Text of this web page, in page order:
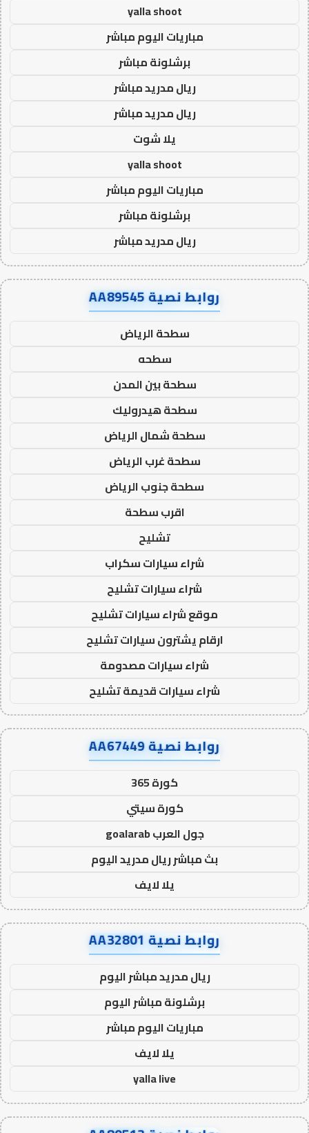
yalla shoot
مباريات اليوم مباشر
برشلونة مباشر
ريال مدريد مباشر
ريال مدريد مباشر
يلا شوت
yalla shoot
مباريات اليوم مباشر
برشلونة مباشر
ريال مدريد مباشر
روابط نصية AA89545
سطحة الرياض
سطحه
سطحة بين المدن
سطحة هيدروليك
سطحة شمال الرياض
سطحة غرب الرياض
سطحة جنوب الرياض
اقرب سطحة
تشليح
شراء سيارات سكراب
شراء سيارات تشليح
موقع شراء سيارات تشليح
ارقام يشترون سيارات تشليح
شراء سيارات مصدومة
شراء سيارات قديمة تشليح
روابط نصية AA67449
كورة 365
كورة سيتي
جول العرب goalarab
بث مباشر ريال مدريد اليوم
يلا لايف
روابط نصية AA32801
ريال مدريد مباشر اليوم
برشلونة مباشر اليوم
مباريات اليوم مباشر
يلا لايف
yalla live